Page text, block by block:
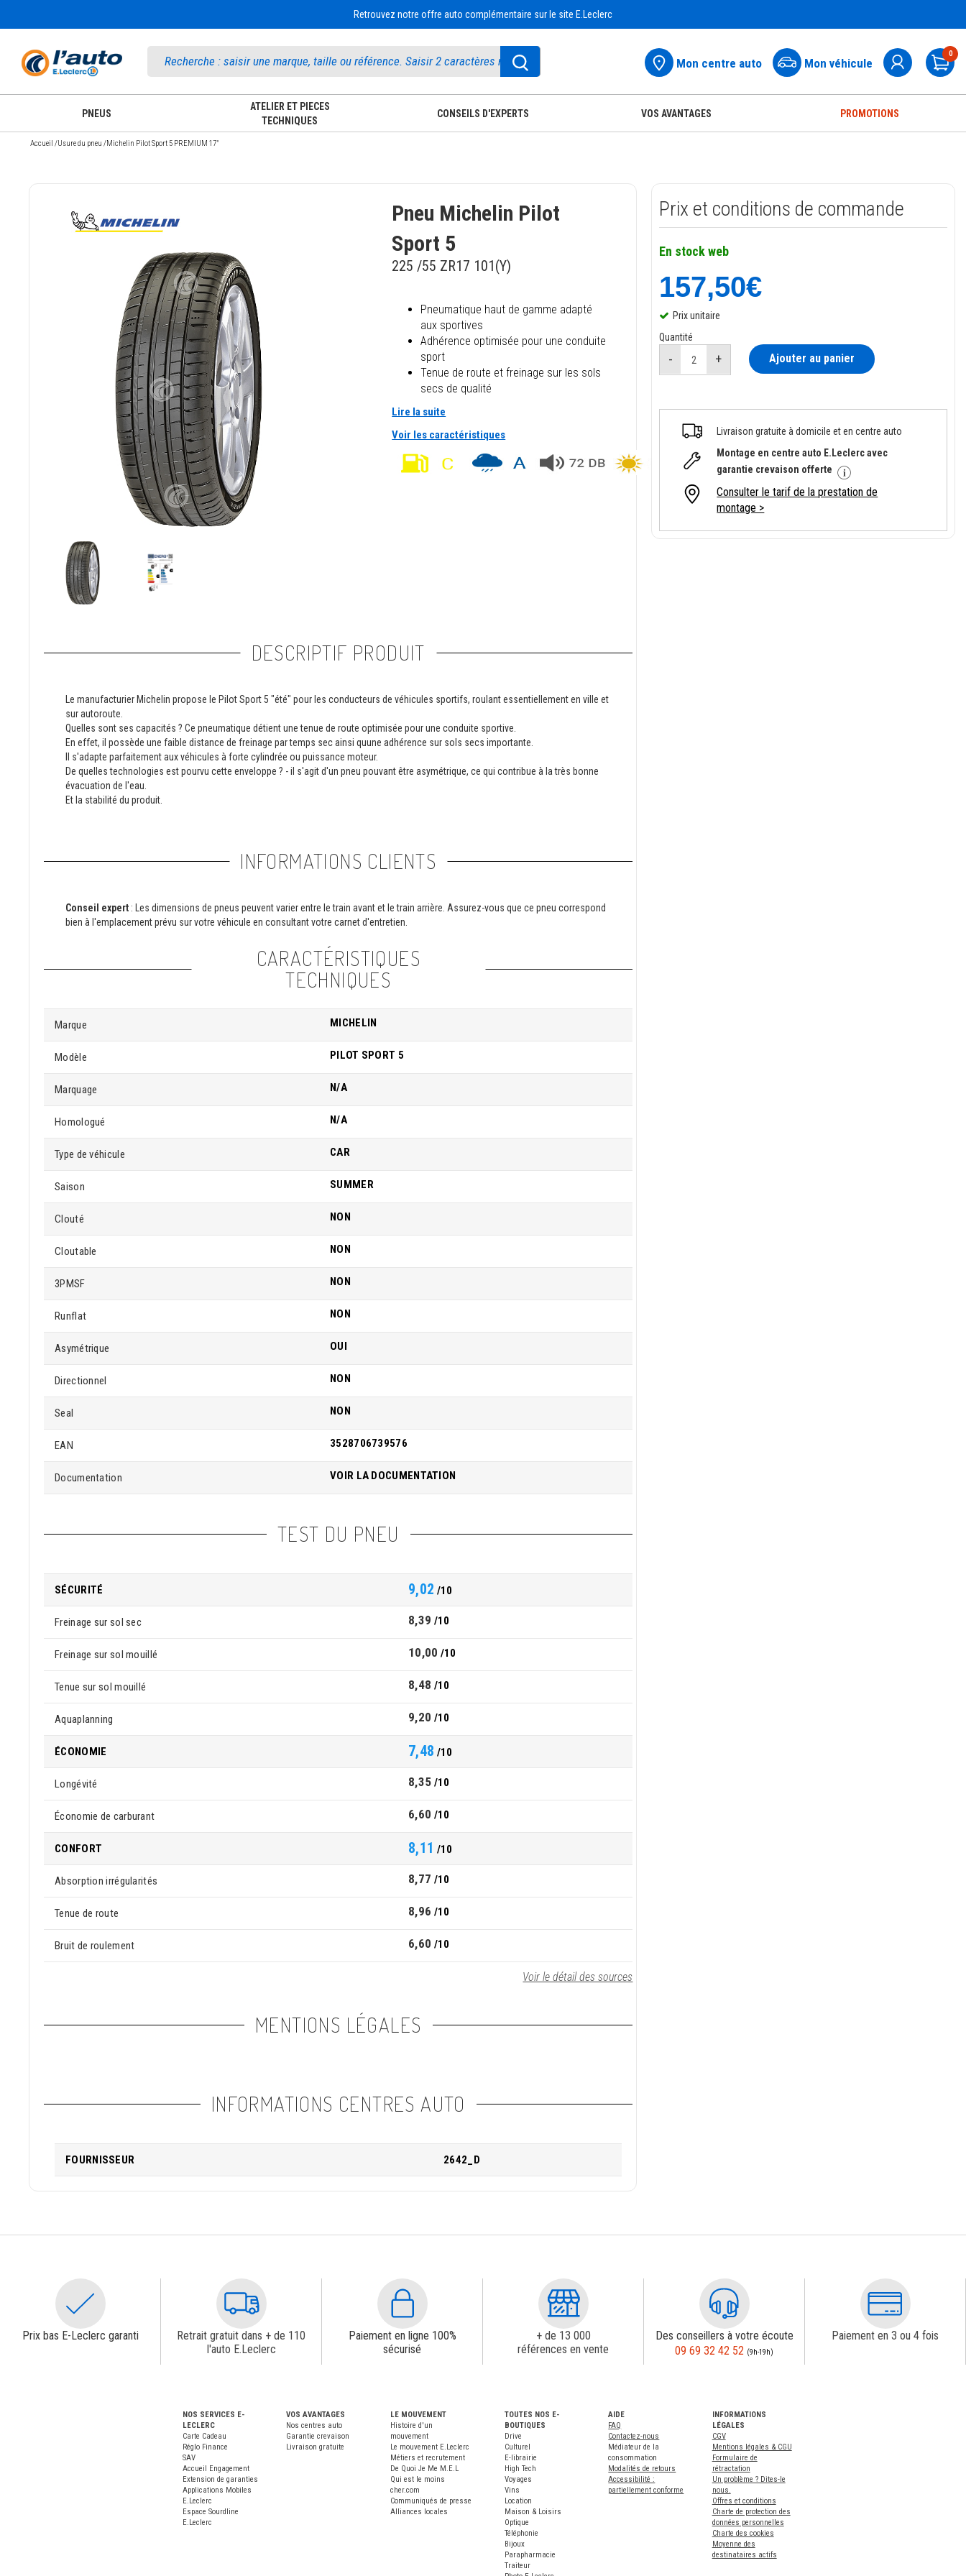
Retrouvez notre offre auto complémentaire sur le site E.Leclerc
Mon centre auto Mon véhicule
0
PNEUS
ATELIER ET PIECES
TECHNIQUES
CONSEILS D'EXPERTS VOS AVANTAGES PROMOTIONS
Accueil /Usure du pneu /Michelin Pilot Sport 5 PREMIUM 17"
Pneu Michelin Pilot
Sport 5
225 /55 ZR17 101(Y)
Pneumatique haut de gamme adapté
aux sportives
Adhérence optimisée pour une conduite
sport
Tenue de route et freinage sur les sols
secs de qualité
Lire la suite
Voir les caractéristiques
DESCRIPTIF PRODUIT
Le manufacturier Michelin propose le Pilot Sport 5 "été" pour les conducteurs de véhicules sportifs, roulant essentiellement en ville et
sur autoroute.
Quelles sont ses capacités ? Ce pneumatique détient une tenue de route optimisée pour une conduite sportive.
En effet, il possède une faible distance de freinage par temps sec ainsi quune adhérence sur sols secs importante.
Il s'adapte parfaitement aux véhicules à forte cylindrée ou puissance moteur.
De quelles technologies est pourvu cette enveloppe ? - il s'agit d'un pneu pouvant être asymétrique, ce qui contribue à la très bonne
évacuation de l'eau.
Et la stabilité du produit.
INFORMATIONS CLIENTS
Conseil expert : Les dimensions de pneus peuvent varier entre le train avant et le train arrière. Assurez-vous que ce pneu correspond
bien à l'emplacement prévu sur votre véhicule en consultant votre carnet d'entretien.
CARACTÉRISTIQUES
TECHNIQUES
Marque MICHELIN
Modèle PILOT SPORT 5
Marquage N/A
Homologué N/A
Type de véhicule CAR
Saison SUMMER
Clouté NON
Cloutable NON
3PMSF NON
Runflat NON
Asymétrique OUI
Directionnel NON
Seal NON
EAN 3528706739576
Documentation VOIR LA DOCUMENTATION
TEST DU PNEU
SÉCURITÉ 9,02 /10
Freinage sur sol sec 8,39 /10
Freinage sur sol mouillé 10,00 /10
Tenue sur sol mouillé 8,48 /10
Aquaplanning 9,20 /10
ÉCONOMIE 7,48 /10
Longévité 8,35 /10
Économie de carburant 6,60 /10
CONFORT 8,11 /10
Absorption irrégularités 8,77 /10
Tenue de route 8,96 /10
Bruit de roulement 6,60 /10
Voir le détail des sources
MENTIONS LÉGALES
INFORMATIONS CENTRES AUTO
FOURNISSEUR 2642_D
Prix et conditions de commande
En stock web
157,50€
Prix unitaire
Quantité
Ajouter au panier
Livraison gratuite à domicile et en centre auto
Montage en centre auto E.Leclerc avec
garantie crevaison offerte
Consulter le tarif de la prestation de
montage >
Prix bas E-Leclerc garanti
Retrait gratuit dans + de 110
l'auto E.Leclerc
Paiement en ligne 100%
sécurisé
+ de 13 000
références en vente
Des conseillers à votre écoute
09 69 32 42 52 (9h-19h)
Paiement en 3 ou 4 fois
NOS SERVICES E-
LECLERC
Carte Cadeau
Réglo Finance
SAV
Accueil Engagement
Extension de garanties
Applications Mobiles
E.Leclerc
Espace Sourdline
E.Leclerc
VOS AVANTAGES
Nos centres auto
Garantie crevaison
Livraison gratuite
LE MOUVEMENT
Histoire d'un
mouvement
Le mouvement E.Leclerc
Métiers et recrutement
De Quoi Je Me M.E.L
Qui est le moins
cher.com
Communiqués de presse
Alliances locales
TOUTES NOS E-
BOUTIQUES
Drive
Culturel
E-librairie
High Tech
Voyages
Vins
Location
Maison & Loisirs
Optique
Téléphonie
Bijoux
Parapharmacie
Traiteur
AIDE
FAQ
Contactez-nous
Médiateur de la
consommation
Modalités de retours
Accessibilité :
partiellement conforme
INFORMATIONS
LÉGALES
CGV
Mentions légales & CGU
Formulaire de
rétractation
Un problème ? Dites-le
nous.
Offres et conditions
Charte de protection des
données personnelles
Charte des cookies
Moyenne des
destinataires actifs